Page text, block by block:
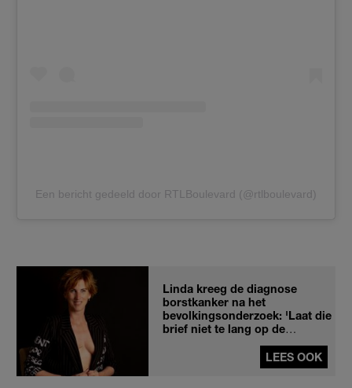
Een bericht gedeeld door RTLBoulevard (@rtlboulevard)
Linda kreeg de diagnose
borstkanker na het
bevolkingsonderzoek: 'Laat die
brief niet te lang op de
LEES OOK